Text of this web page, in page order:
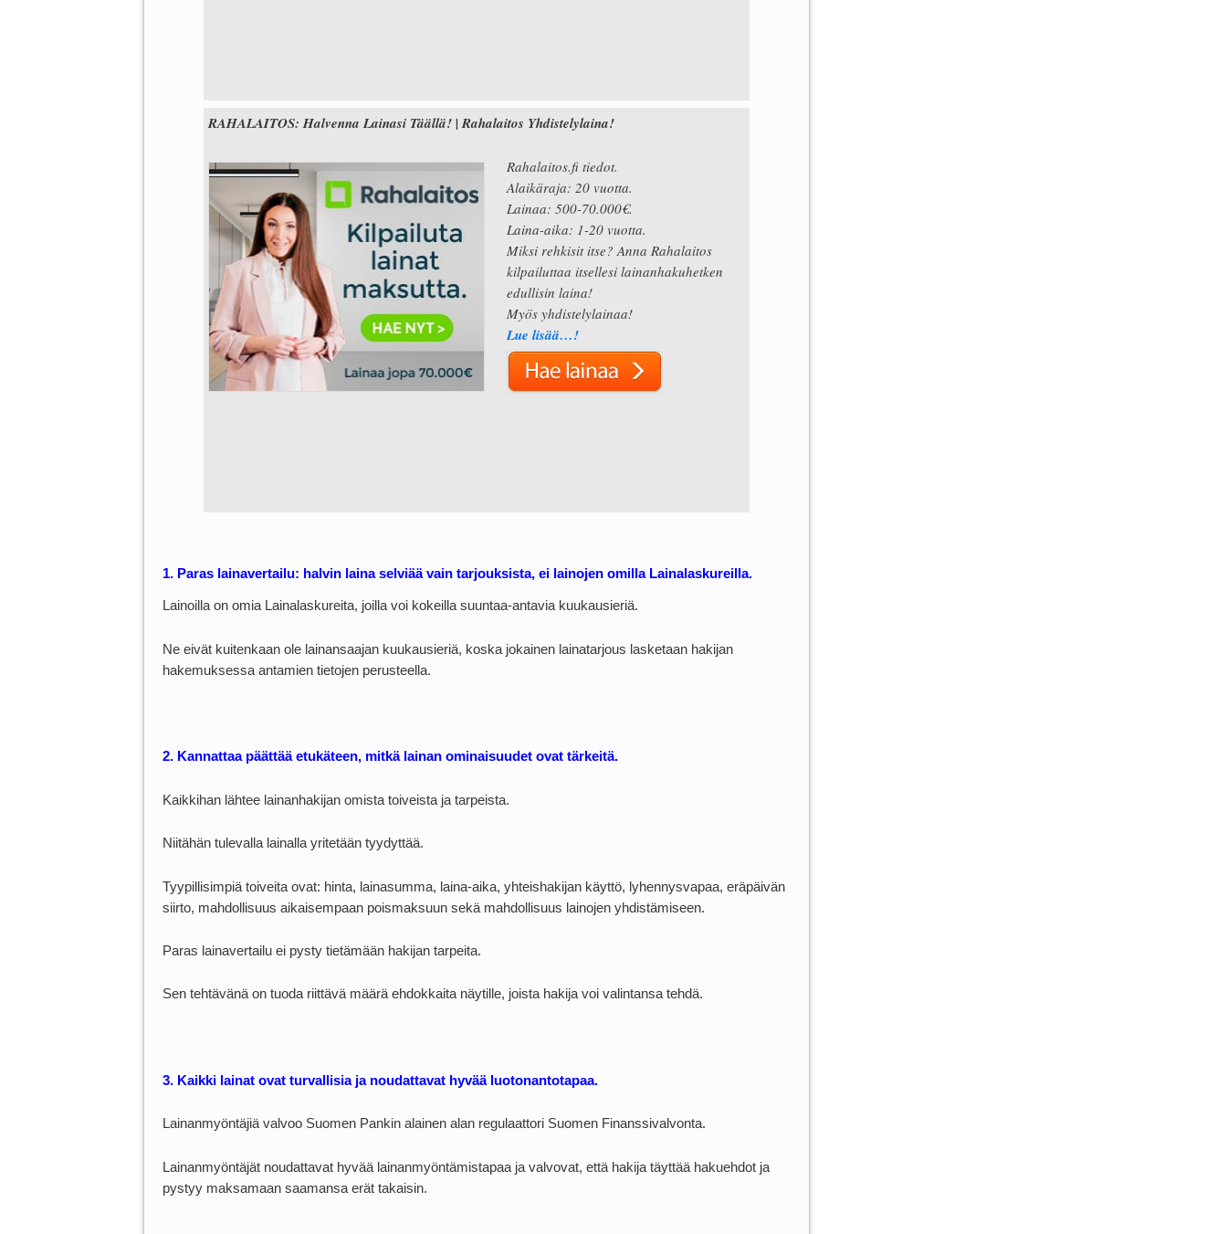
RAHALAITOS: Halvenna Lainasi Täällä! | Rahalaitos Yhdistelylaina!
Rahalaitos.fi tiedot.
Alaikäraja: 20 vuotta.
Lainaa: 500-70.000€.
Laina-aika: 1-20 vuotta.
Miksi rehkisit itse? Anna Rahalaitos
kilpailuttaa itsellesi lainanhakuhetken
edullisin laina!
Myös yhdistelylainaa!
Lue lisää…!
1. Paras lainavertailu: halvin laina selviää vain tarjouksista, ei lainojen omilla Lainalaskureilla.
Lainoilla on omia Lainalaskureita, joilla voi kokeilla suuntaa-antavia kuukausieriä.
Ne eivät kuitenkaan ole lainansaajan kuukausieriä, koska jokainen lainatarjous lasketaan hakijan
hakemuksessa antamien tietojen perusteella.
2. Kannattaa päättää etukäteen, mitkä lainan ominaisuudet ovat tärkeitä.
Kaikkihan lähtee lainanhakijan omista toiveista ja tarpeista.
Niitähän tulevalla lainalla yritetään tyydyttää.
Tyypillisimpiä toiveita ovat: hinta, lainasumma, laina-aika, yhteishakijan käyttö, lyhennysvapaa, eräpäivän
siirto, mahdollisuus aikaisempaan poismaksuun sekä mahdollisuus lainojen yhdistämiseen.
Paras lainavertailu ei pysty tietämään hakijan tarpeita.
Sen tehtävänä on tuoda riittävä määrä ehdokkaita näytille, joista hakija voi valintansa tehdä.
3. Kaikki lainat ovat turvallisia ja noudattavat hyvää luotonantotapaa.
Lainanmyöntäjiä valvoo Suomen Pankin alainen alan regulaattori Suomen Finanssivalvonta.
Lainanmyöntäjät noudattavat hyvää lainanmyöntämistapaa ja valvovat, että hakija täyttää hakuehdot ja
pystyy maksamaan saamansa erät takaisin.